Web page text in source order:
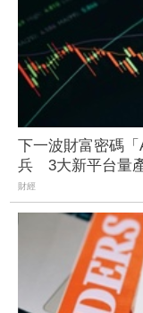
下一波財富密碼
兵 3大新平台量
財經